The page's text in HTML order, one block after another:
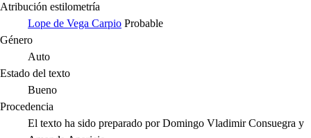
Atribución estilometría
Lope de Vega Carpio Probable
Género
Auto
Estado del texto
Bueno
Procedencia
El texto ha sido preparado por Domingo Vladimir Consuegra y